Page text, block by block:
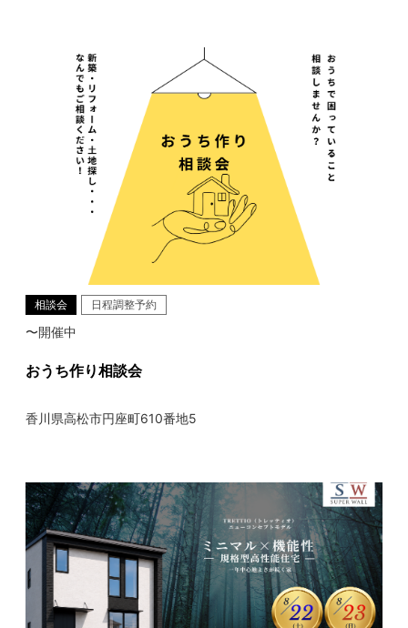
相談会 日程調整予約
〜開催中
おうち作り相談会
香川県高松市円座町610番地5